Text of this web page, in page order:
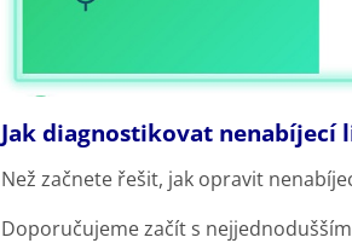
Jak diagnostikovat
Než začnete řešit, jak opravit
Doporučujeme začít s